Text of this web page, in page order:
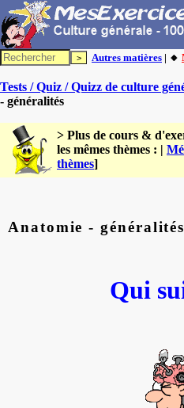
Autres matières | 🔸
Tests / Quiz / Quizz de culture
- généralités
> Plus de cours &
les mêmes thèmes : |
thèmes]
Anatomie - généralités
Qui